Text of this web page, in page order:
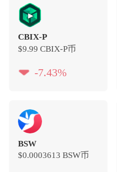
CBIX-P
$9.99 CBIX-P币
-7.43%
BSW
$0.0003613 BSW币